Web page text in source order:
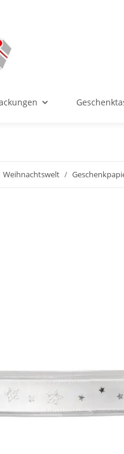
Weihnachtswelt